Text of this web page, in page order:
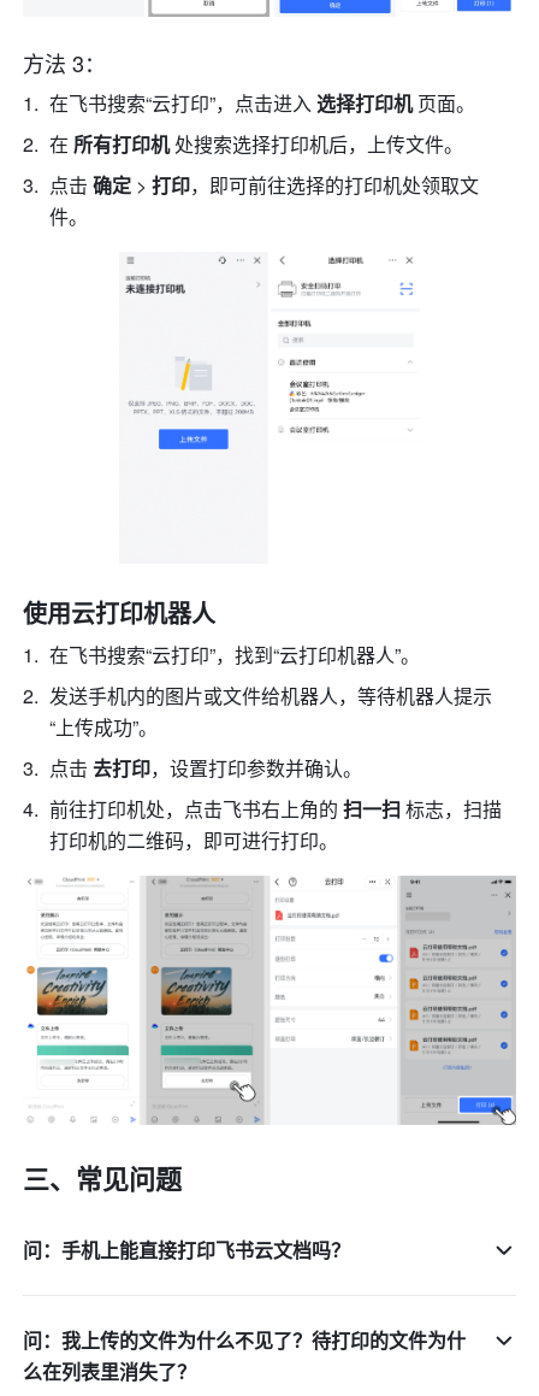
方法 3：
在飞书搜索“云打印”，点击进入 选择打印机 页面。
在 所有打印机 处搜索选择打印机后，上传文件。
点击 确定 > 打印，即可前往选择的打印机处领取文
件。
使用云打印机器人
在飞书搜索“云打印”，找到“云打印机器人”。
发送手机内的图片或文件给机器人，等待机器人提示
“上传成功”。
点击 去打印，设置打印参数并确认。
前往打印机处，点击飞书右上角的 扫一扫 标志，扫描
打印机的二维码，即可进行打印。
三、常见问题
问：手机上能直接打印飞书云文档吗？
问：我上传的文件为什么不见了？待打印的文件为什
么在列表里消失了？